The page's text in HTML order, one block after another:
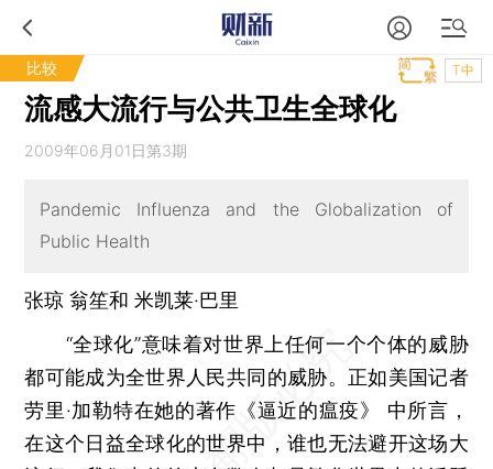
比较 T中
流感大流行与公共卫生全球化
2009年06月01日第3期
Pandemic Influenza and the Globalization of
Public Health
张琼 翁笙和 米凯莱·巴里
“全球化”意味着对世界上任何一个个体的威胁
都可能成为全世界人民共同的威胁。正如美国记者
劳里·加勒特在她的著作《逼近的瘟疫》 中所言，
在这个日益全球化的世界中，谁也无法避开这场大